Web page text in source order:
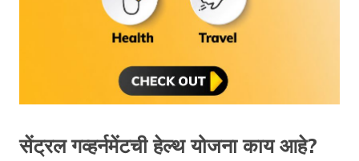
सेंट्रल गव्हर्नमेंटची हेल्थ योजना काय आहे?